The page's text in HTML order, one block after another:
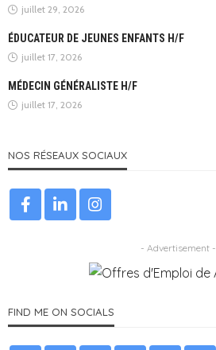
juillet 29, 2026
ÉDUCATEUR DE JEUNES ENFANTS H/F
juillet 17, 2026
MÉDECIN GÉNÉRALISTE H/F
juillet 17, 2026
NOS RÉSEAUX SOCIAUX
- Advertisement -
FIND ME ON SOCIALS